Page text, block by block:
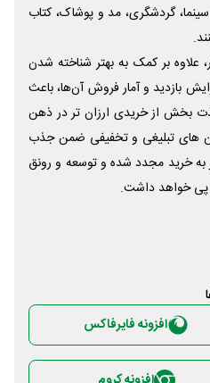
گردشگری، مد و پوشاک، کتاب
علاوه بر کمک به بهتر شناخته شدن
بازدید و آمار فروش آن‌ها، باعث
بخش از خریدی ارزان تر در ذهن
های تبلیغی و تخفیفی ضمن جذب
به خرید مجدد شده و توسعه و رونق
پی خواهد داشت.
افزونه فایرفاکس